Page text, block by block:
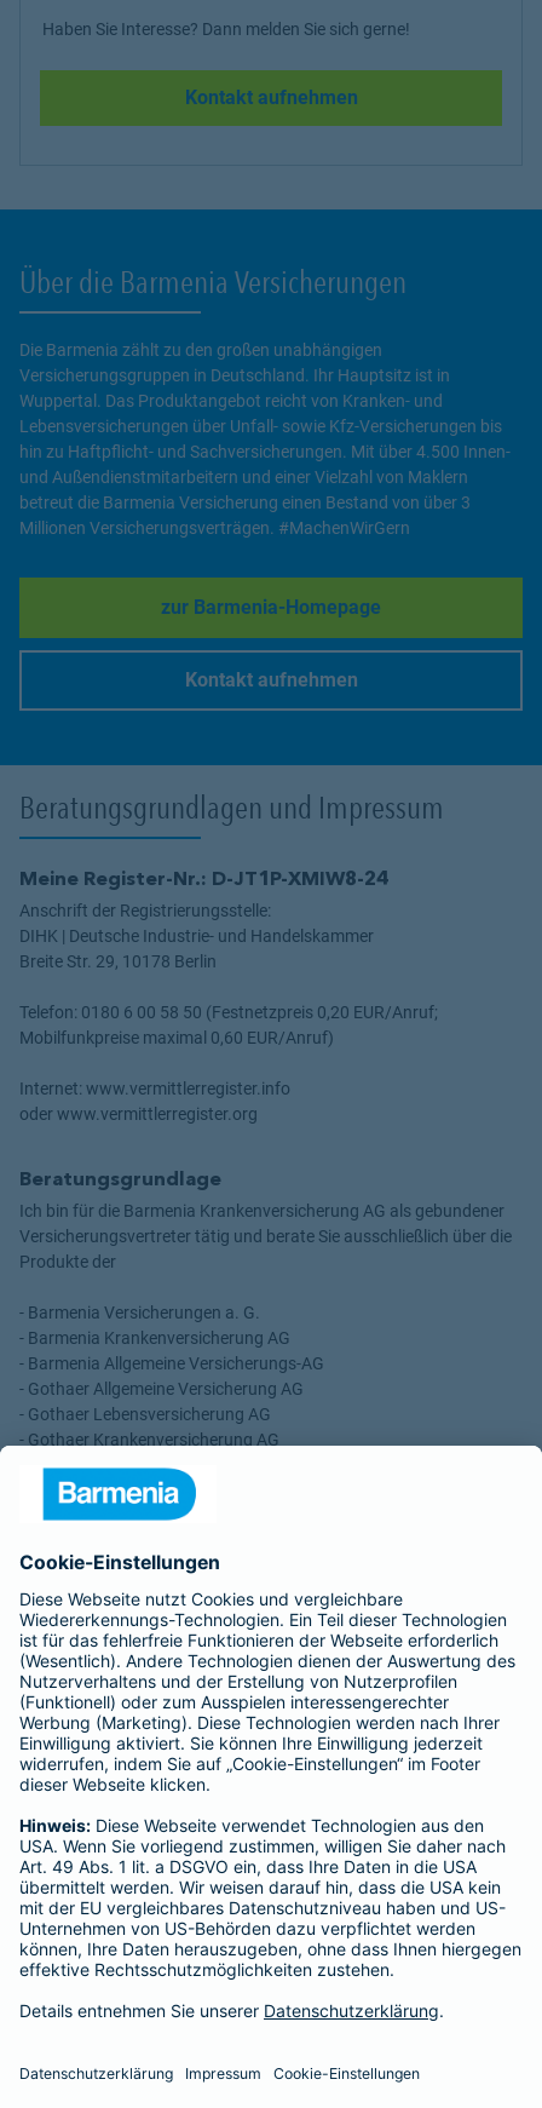
Haben Sie Interesse? Dann melden Sie sich gerne!
Kontakt aufnehmen
Über die Barmenia Versicherungen
Die Barmenia zählt zu den großen unabhängigen
Versicherungsgruppen in Deutschland. Ihr Hauptsitz ist in
Wuppertal. Das Produktangebot reicht von Kranken- und
Lebensversicherungen über Unfall- sowie Kfz-Versicherungen bis
hin zu Haftpflicht- und Sachversicherungen. Mit über 4.500 Innen-
und Außendienstmitarbeitern und einer Vielzahl von Maklern
betreut die Barmenia Versicherung einen Bestand von über 3
Millionen Versicherungsverträgen. #MachenWirGern
zur Barmenia-Homepage
Link Opens in New Tab
Kontakt aufnehmen
Beratungsgrundlagen und Impressum
Meine Register-Nr.: D-JT1P-XMIW8-24
Anschrift der Registrierungsstelle:
DIHK | Deutsche Industrie- und Handelskammer
Breite Str. 29, 10178 Berlin
Telefon: 0180 6 00 58 50 (Festnetzpreis 0,20 EUR/Anruf;
Mobilfunkpreise maximal 0,60 EUR/Anruf)
Internet: www.vermittlerregister.info
oder www.vermittlerregister.org
Beratungsgrundlage
Ich bin für die Barmenia Krankenversicherung AG als gebundener
Versicherungsvertreter tätig und berate Sie ausschließlich über die
Produkte der
- Barmenia Versicherungen a. G.
- Barmenia Krankenversicherung AG
- Barmenia Allgemeine Versicherungs-AG
- Gothaer Allgemeine Versicherung AG
- Gothaer Lebensversicherung AG
- Gothaer Krankenversicherung AG
- ROLAND Rechtsschutz-Versicherungs-AG
- ROLAND Schutzbrief-Versicherung AG
Vergütungen, die in der zu entrichtenden Versicherungsprämie
enthalten sind.
Schlichtungsstellen
Für Lebens- und Sachversicherungen:
Verein Versicherungsombudsmann eV,
Postfach 080632, 10006 Berlin
Für private Krankenversicherungen:
Ombudsmann für private Kranken- / Pflege-Versicherungen,
Postfach 060222, 10052 Berlin
Impressum
Barmenia Versicherung - Iman Abueva
Ziegelteich 23
Tel. 0176 81185389